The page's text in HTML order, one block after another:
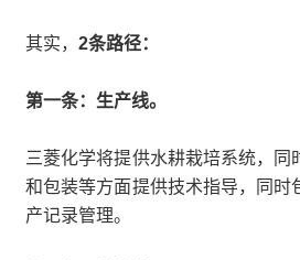
其实， 2条路径：
第一条：生产线。
三菱化学将提供水耕栽培系统，同
和包装等方面提供技术指导，同时
产记录管理。